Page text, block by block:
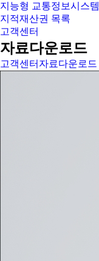
지능형 교통정보시스템
지적재산권 목록
고객센터
자료다운로드
고객센터 자료다운로드